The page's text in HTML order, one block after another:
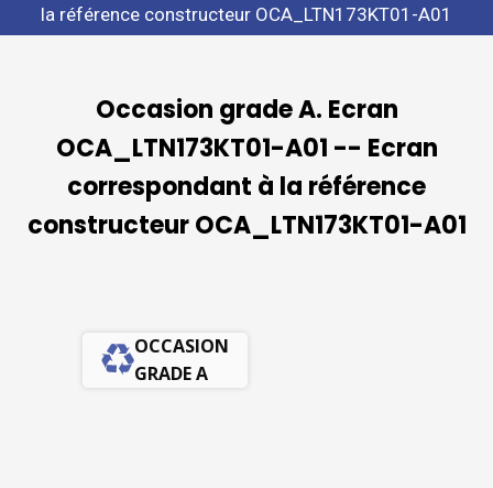
la référence constructeur OCA_LTN173KT01-A01
Occasion grade A. Ecran
OCA_LTN173KT01-A01 -- Ecran
correspondant à la référence
constructeur OCA_LTN173KT01-A01
OCCASION
GRADE A